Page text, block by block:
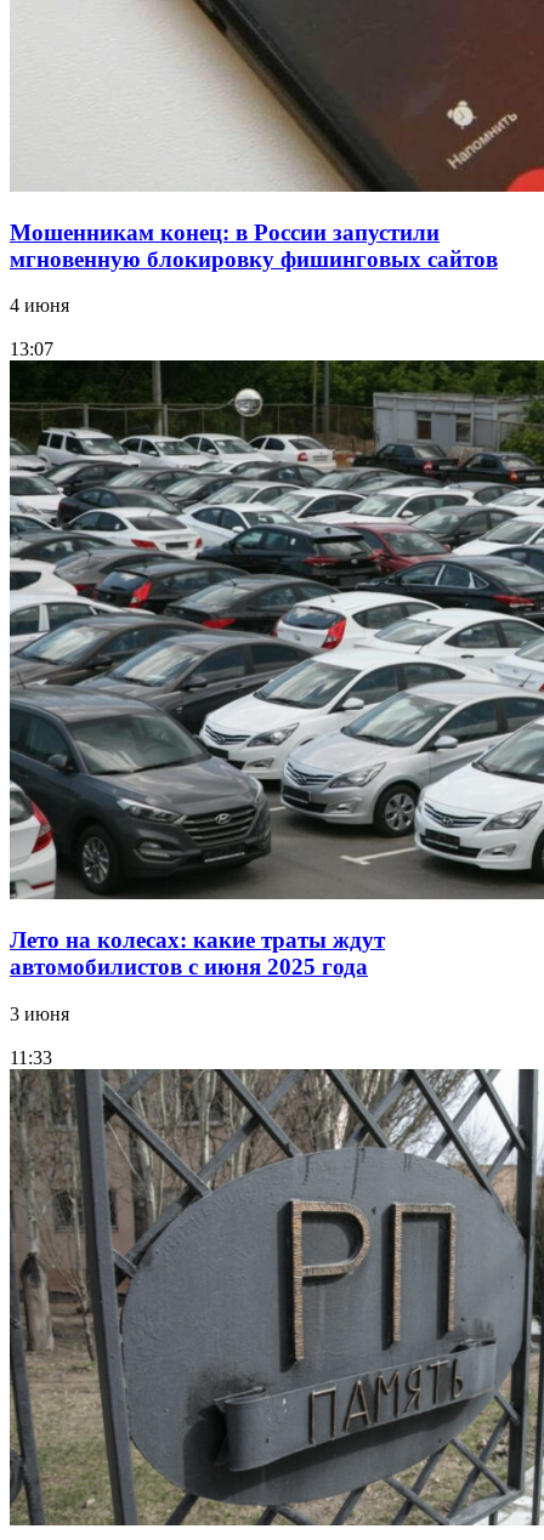
Фестиваль #ТриЧетыре в Волгограде пройдёт
11–13 сентября в рамках Года единства народов
Мошенникам конец: в России запустили
мгновенную блокировку фишинговых сайтов
4 июня
13:07
Лето на колесах: какие траты ждут
автомобилистов с июня 2025 года
3 июня
11:33